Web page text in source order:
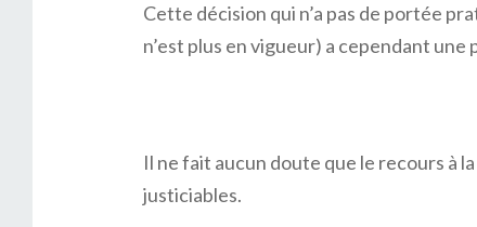
Cette décision qui n’a pas de portée
n’est plus en vigueur) a cependant
Il ne fait aucun doute que le recours à
justiciables.